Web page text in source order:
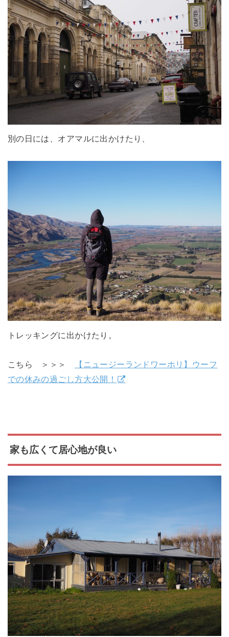
別の日には、オアマルに出かけたり、
トレッキングに出かけたり。
こちら ＞＞＞
【ニュージーランドワーホリ】ウーフ
での休みの過ごし方大公開！
家も広くて居心地が良い